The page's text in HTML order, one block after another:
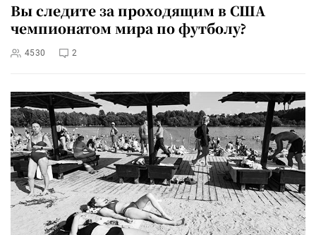
Вы следите за проходящим в США
чемпионатом мира по футболу?
4530 2